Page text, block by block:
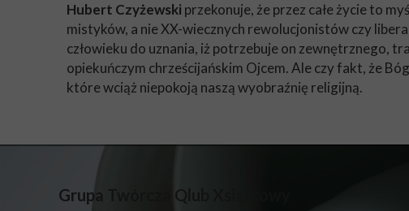
Hubert Czyżewski przekonuje, że przez całe życie to
mistyków, a nie XX-wiecznych rewolucjonistów czy
człowieku do uznania, iż potrzebuje on zewnętrznego,
opiekuńczym chrześcijańskim Ojcem. Ale czy fakt, że
które wciąż niepokoją naszą wyobraźnię religijną.
Grupa Twórcza Qlub Xsiążkowy